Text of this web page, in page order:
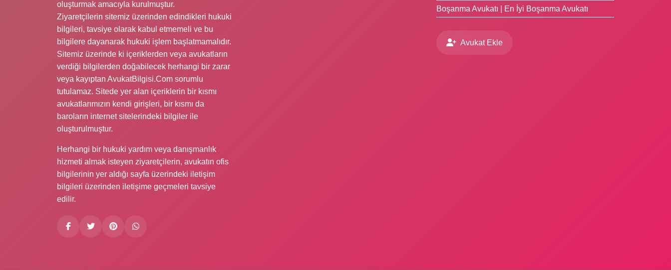
oluşturmak amacıyla kurulmuştur.
Ziyaretçilerin sitemiz üzerinden edindikleri hukuki
bilgileri, tavsiye olarak kabul etmemeli ve bu
bilgilere dayanarak hukuki işlem başlatmamalıdır.
Sitemiz üzerinde ki içeriklerden veya avukatların
verdiği bilgilerden doğabilecek herhangi bir zarar
veya kayıptan AvukatBilgisi.Com sorumlu
tutulamaz. Sitede yer alan içeriklerin bir kısmı
avukatlarımızın kendi girişleri, bir kısmı da
baroların internet sitelerindeki bilgiler ile
oluşturulmuştur.
Herhangi bir hukuki yardım veya danışmanlık
hizmeti almak isteyen ziyaretçilerin, avukatın ofis
bilgilerinin yer aldığı sayfa üzerindeki iletişim
bilgileri üzerinden iletişime geçmeleri tavsiye
edilir.
Boşanma Avukatı | En İyi Boşanma Avukatı
Avukat Ekle